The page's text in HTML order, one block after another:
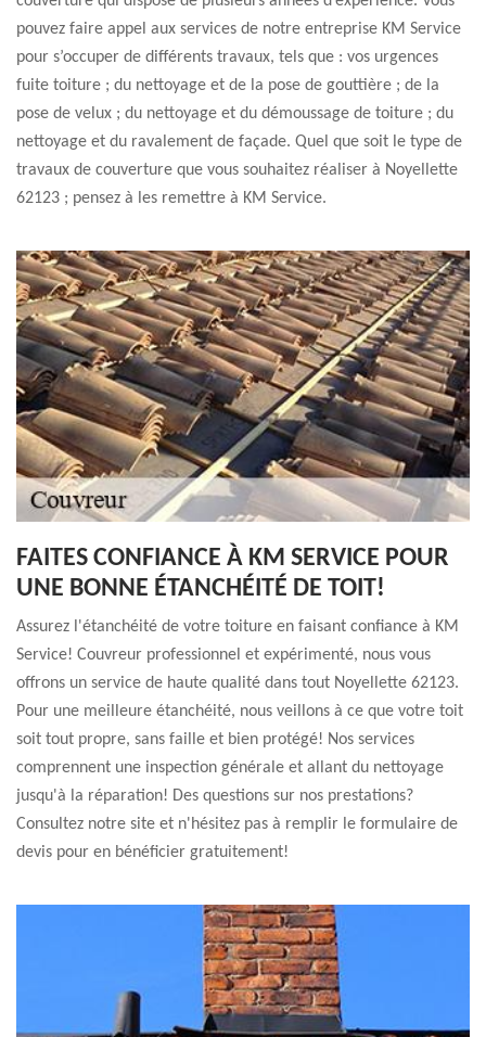
pouvez faire appel aux services de notre entreprise KM Service
pour s’occuper de différents travaux, tels que : vos urgences
fuite toiture ; du nettoyage et de la pose de gouttière ; de la
pose de velux ; du nettoyage et du démoussage de toiture ; du
nettoyage et du ravalement de façade. Quel que soit le type de
travaux de couverture que vous souhaitez réaliser à Noyellette
62123 ; pensez à les remettre à KM Service.
FAITES CONFIANCE À KM SERVICE POUR
UNE BONNE ÉTANCHÉITÉ DE TOIT!
Assurez l'étanchéité de votre toiture en faisant confiance à KM
Service! Couvreur professionnel et expérimenté, nous vous
offrons un service de haute qualité dans tout Noyellette 62123.
Pour une meilleure étanchéité, nous veillons à ce que votre toit
soit tout propre, sans faille et bien protégé! Nos services
comprennent une inspection générale et allant du nettoyage
jusqu'à la réparation! Des questions sur nos prestations?
Consultez notre site et n'hésitez pas à remplir le formulaire de
devis pour en bénéficier gratuitement!